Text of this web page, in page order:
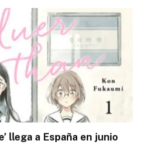
llega a España en junio